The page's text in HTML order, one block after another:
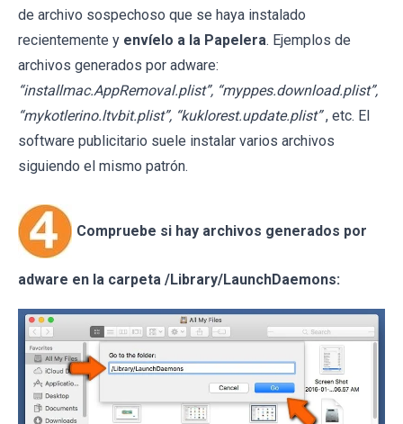
de archivo sospechoso que se haya instalado
recientemente y envíelo a la Papelera. Ejemplos de
archivos generados por adware:
“installmac.AppRemoval.plist”, “myppes.download.plist”,
“mykotlerino.ltvbit.plist”, “kuklorest.update.plist” , etc. El
software publicitario suele instalar varios archivos
siguiendo el mismo patrón.
Compruebe si hay archivos generados por
adware en la carpeta /Library/LaunchDaemons: